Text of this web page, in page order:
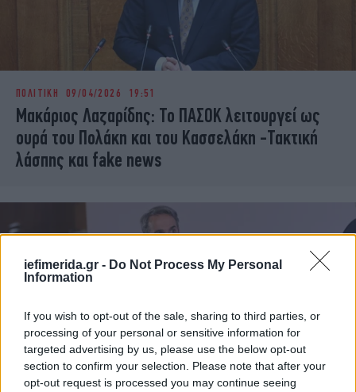
iefimerida.gr - Do Not Process My Personal
Information
If you wish to opt-out of the sale, sharing to third parties, or
processing of your personal or sensitive information for
targeted advertising by us, please use the below opt-out
section to confirm your selection. Please note that after your
opt-out request is processed you may continue seeing
ΠΟΛΙΤΙΚΗ 09/04/2026 19:51
Μακάριος Λαζαρίδης: Το ΠΑΣΟΚ λειτουργεί ως
ουρά του Πολάκη και του Κασσελάκη -Τακτική
λάσπης και fake news